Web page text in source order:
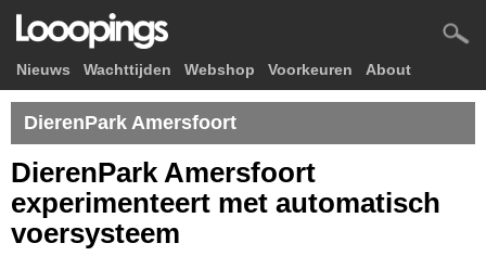
Nieuws Wachttijden Webshop Voorkeuren About
DierenPark Amersfoort
DierenPark Amersfoort
experimenteert met automatisch
voersysteem